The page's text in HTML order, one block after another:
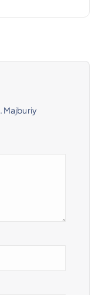
Majburiy